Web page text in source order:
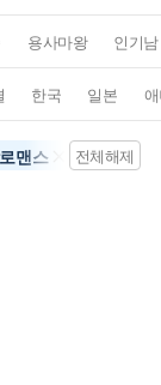
용사마왕 인기남
한국 일본
맨스 #4컷만화
전체해제